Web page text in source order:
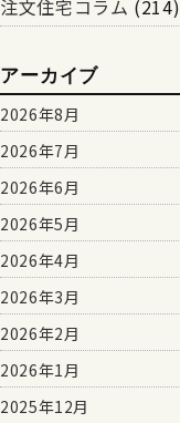
注文住宅コラム (214)
アーカイブ
2026年8月
2026年7月
2026年6月
2026年5月
2026年4月
2026年3月
2026年2月
2026年1月
2025年12月